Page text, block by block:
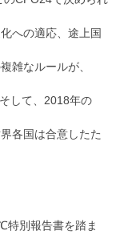
への適応、途上国
雑なルールが、
して、2018年の
各国は合意したた
特別報告書を踏ま